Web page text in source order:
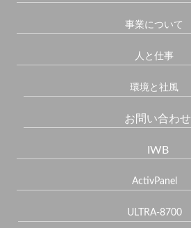
事業について
人と仕事
環境と社風
お問い合わせ
IWB
ActivPanel
ULTRA-8700